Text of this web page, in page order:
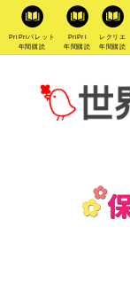
PriPriパレット
年間購読
PriPri
年間購読
レクリエ
年間購読